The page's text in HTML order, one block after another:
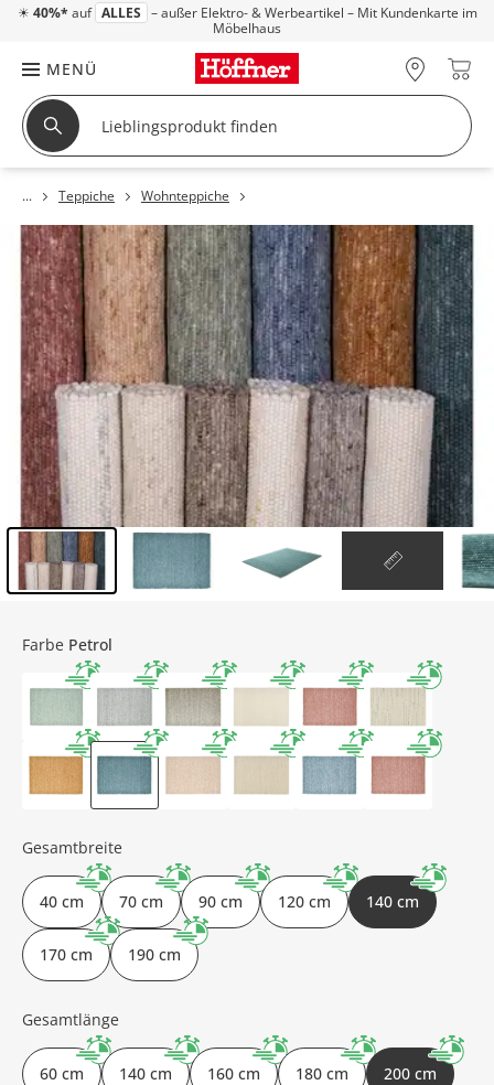
☀ 40%* auf ALLES – außer Elektro- & Werbeartikel – Mit Kundenkarte im
Möbelhaus
MENÜ
Teppiche Wohnteppiche
Farbe Petrol
Gesamtbreite
40 cm 70 cm 90 cm 120 cm 140 cm
170 cm 190 cm
Gesamtlänge
60 cm 140 cm 160 cm 180 cm 200 cm